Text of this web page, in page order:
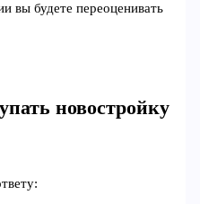
вы будете переоценивать
новостройку